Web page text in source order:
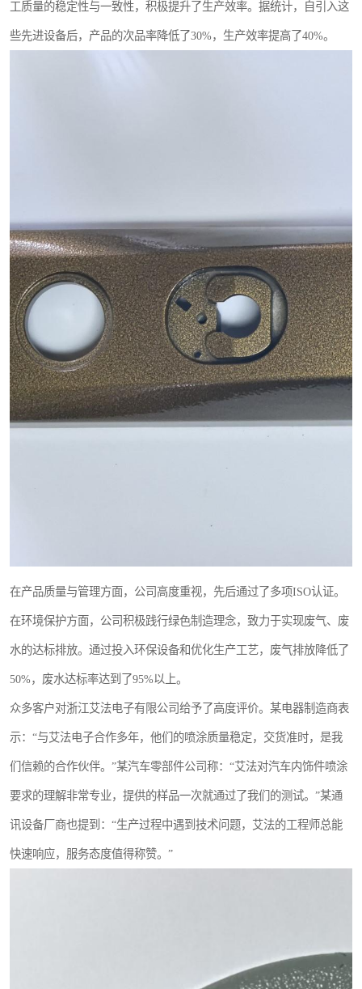
工质量的稳定性与一致性，积极提升了生产效率。据统计，自引入这
些先进设备后，产品的次品率降低了30%，生产效率提高了40%。
在产品质量与管理方面，公司高度重视，先后通过了多项ISO认证。
在环境保护方面，公司积极践行绿色制造理念，致力于实现废气、废
水的达标排放。通过投入环保设备和优化生产工艺，废气排放降低了
50%，废水达标率达到了95%以上。
众多客户对浙江艾法电子有限公司给予了高度评价。某电器制造商表
示：“与艾法电子合作多年，他们的喷涂质量稳定，交货准时，是我
们信赖的合作伙伴。”某汽车零部件公司称：“艾法对汽车内饰件喷涂
要求的理解非常专业，提供的样品一次就通过了我们的测试。”某通
讯设备厂商也提到：“生产过程中遇到技术问题，艾法的工程师总能
快速响应，服务态度值得称赞。”